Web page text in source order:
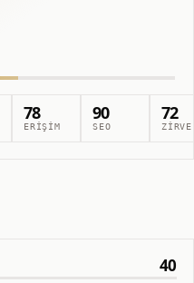
78
ERIŞIM
90
SEO
72
ZIRVE
40